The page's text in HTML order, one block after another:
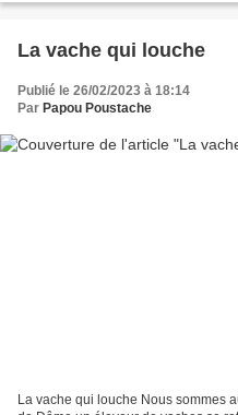
La vache qui louche
Publié le 26/02/2023 à 18:14
Par Papou Poustache
La vache qui louche Nous sommes